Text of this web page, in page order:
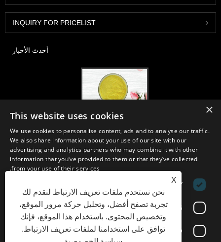
INQUIRY FOR PRICELIST
أحدث الأخبار
2021/03/30
نقوم بتطوير وتسويق وتوزيع المكونات والمنتجات الأساسية للمغذيات والمكملات
الغذائية وصناعات الأغذية والمشروبات الوظيفية من مرافق التصنيع الأولية
الموجودة في الصين واليابان وكوريا ، حيث لدينا خبرة سنوات عديدة ونحن
راسخون جدًا. خبرتنا وسمعتنا في التوريد تفيد شركائنا في جميع أنحاء العالم.
Sitemap
RSS
XML
Privacy Policy
X
نحن نستخدم ملفات تعريف الارتباط لنقدم لك
تجربة تصفح أفضل، وتحليل حركة مرور الموقع،
وتخصيص المحتوى. باستخدام هذا الموقع، فإنك
توافق على استخدامنا لملفات تعريف الارتباط.
×
This website uses cookies
We use cookies to personalise content, ads and to analyse our traffic.
We also share information about your use of our site with our
advertising and analytics partners who may combine it with other
information that you’ve provided to them or that they’ve collected
from your use of their services.
STRICTLY NECESSARY
TARGETING
FUNCTIONALITY
UNCLASSIFIED